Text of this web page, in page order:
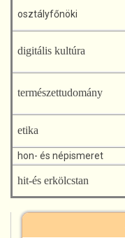
osztályfőnöki
digitális kultúra
természettudomány
etika
hon- és népismeret
hit-és erkölcstan